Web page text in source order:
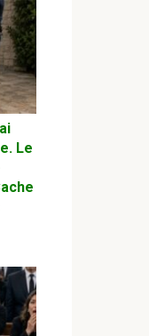
Le